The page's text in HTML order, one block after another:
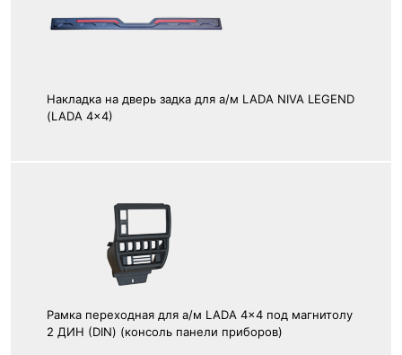
Накладка на дверь задка для а/м LADA NIVA LEGEND
(LADA 4x4)
Рамка переходная для а/м LADA 4x4 под магнитолу
2 ДИН (DIN) (консоль панели приборов)